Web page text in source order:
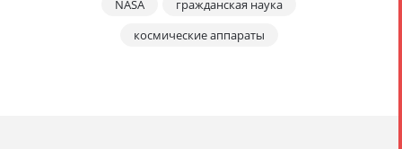
NASA
гражданская наука
космические аппараты